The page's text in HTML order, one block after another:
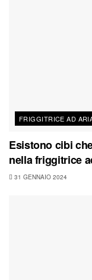
FRIGGITRICE AD
Esistono cibi
nella friggitrice
31 GENNAIO 2024